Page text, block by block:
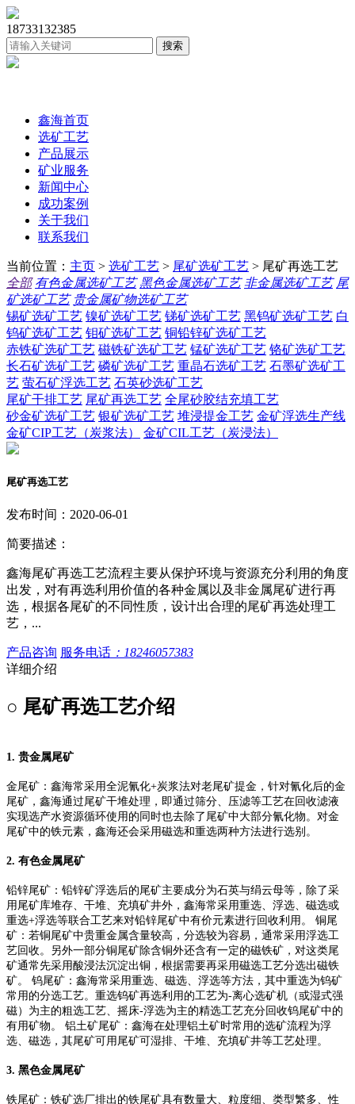
18733132385
鑫海首页
选矿工艺
产品展示
矿业服务
新闻中心
成功案例
关于我们
联系我们
当前位置： 主页 > 选矿工艺 > 尾矿选矿工艺 > 尾矿再选工艺
全部 有色金属选矿工艺 黑色金属选矿工艺 非金属选矿工艺 尾
矿选矿工艺 贵金属矿物选矿工艺
锡矿选矿工艺 镍矿选矿工艺 锑矿选矿工艺 黑钨矿选矿工艺 白
钨矿选矿工艺 钼矿选矿工艺 铜铅锌矿选矿工艺
赤铁矿选矿工艺 磁铁矿选矿工艺 锰矿选矿工艺 铬矿选矿工艺
长石矿选矿工艺 磷矿选矿工艺 重晶石选矿工艺 石墨矿选矿工
艺 萤石矿浮选工艺 石英砂选矿工艺
尾矿干排工艺 尾矿再选工艺 全尾砂胶结充填工艺
砂金矿选矿工艺 银矿选矿工艺 堆浸提金工艺 金矿浮选生产线
金矿CIP工艺（炭浆法）
金矿CIL工艺（炭浸法）
尾矿再选工艺
发布时间：2020-06-01
简要描述：
鑫海尾矿再选工艺流程主要从保护环境与资源充分利用的角度
出发，对有再选利用价值的各种金属以及非金属尾矿进行再
选，根据各尾矿的不同性质，设计出合理的尾矿再选处理工
艺，...
产品咨询 服务电话 ：18246057383
详细介绍
○ 尾矿再选工艺介绍
1. 贵金属尾矿
金尾矿：鑫海常采用全泥氰化+炭浆法对老尾矿提金，针对氰化后的金
尾矿，鑫海通过尾矿干堆处理，即通过筛分、压滤等工艺在回收滤液
实现选产水资源循环使用的同时也去除了尾矿中大部分氰化物。对金
尾矿中的铁元素，鑫海还会采用磁选和重选两种方法进行选别。
2. 有色金属尾矿
铅锌尾矿：铅锌矿浮选后的尾矿主要成分为石英与绢云母等，除了采
用尾矿库堆存、干堆、充填矿井外，鑫海常采用重选、浮选、磁选或
重选+浮选等联合工艺来对铅锌尾矿中有价元素进行回收利用。 铜尾
矿：若铜尾矿中贵重金属含量较高，分选较为容易，通常采用浮选工
艺回收。另外一部分铜尾矿除含铜外还含有一定的磁铁矿，对这类尾
矿通常先采用酸浸法沉淀出铜，根据需要再采用磁选工艺分选出磁铁
矿。 钨尾矿：鑫海常采用重选、磁选、浮选等方法，其中重选为钨矿
常用的分选工艺。重选钨矿再选利用的工艺为-离心选矿机（或湿式强
磁）为主的粗选工艺、摇床-浮选为主的精选工艺充分回收钨尾矿中的
有用矿物。 铝土矿尾矿：鑫海在处理铝土矿时常用的选矿流程为浮
选、磁选，其尾矿可用尾矿可湿排、干堆、充填矿井等工艺处理。
3. 黑色金属尾矿
铁尾矿：铁矿选厂排出的铁尾矿具有数量大、粒度细、类型繁多、性